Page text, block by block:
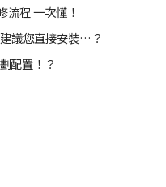
程 一次懂！
議您直接安裝…？
配置！？